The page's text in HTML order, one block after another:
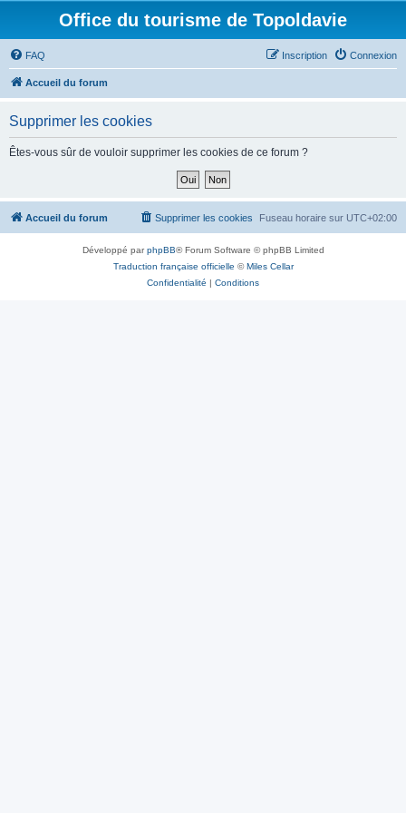
Office du tourisme de Topoldavie
FAQ Connexion
Inscription
Accueil du forum
Supprimer les cookies
Êtes-vous sûr de vouloir supprimer les cookies de ce forum ?
Accueil du forum Fuseau horaire sur UTC+02:00
Supprimer les cookies
Développé parphpBB® Forum Software © phpBB Limited
Traduction française officielle ©Miles Cellar
Confidentialité | Conditions